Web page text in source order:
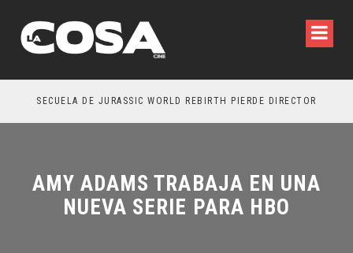
SECUELA DE JURASSIC WORLD REBIRTH PIERDE DIRECTOR
AMY ADAMS TRABAJA EN UNA
NUEVA SERIE PARA HBO